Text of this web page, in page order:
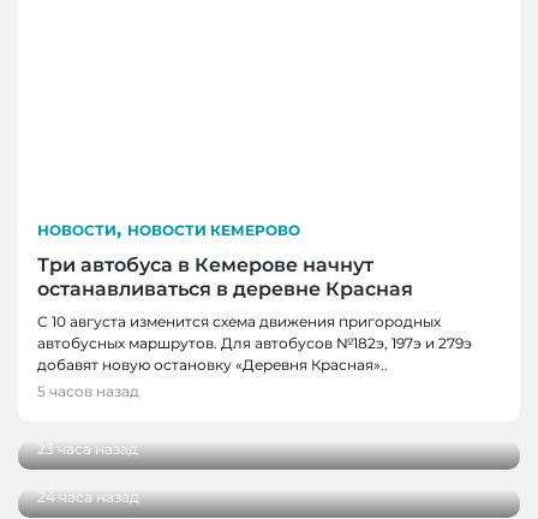
НОВОСТИ, НОВОСТИ КЕМЕРОВО
Три автобуса в Кемерове начнут
останавливаться в деревне Красная
С 10 августа изменится схема движения пригородных
автобусных маршрутов. Для автобусов №182э, 197э и 279э
добавят новую остановку «Деревня Красная»..
5 часов назад
НОВОСТИ
В Кузбассе наградили лучших тренеров,
23 часа назад
НОВОСТИ, НОВОСТИ КЕМЕРОВО
годом
24 часа назад